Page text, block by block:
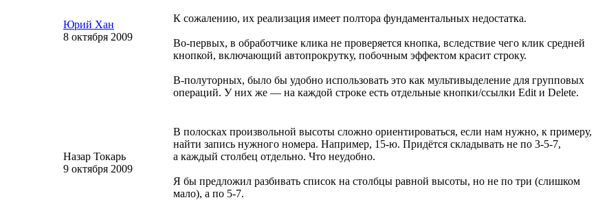
Юрий Хан
8 октября 2009
К сожалению, их реализация имеет полтора фундаментальных недостатка.
Во-первых, в обработчике клика не проверяется кнопка, вследствие чего клик средней
кнопкой, включающий автопрокрутку, побочным эффектом красит строку.
В-полуторных, было бы удобно использовать это как мультивыделение для групповых
операций. У них же — на каждой строке есть отдельные кнопки/ссылки Edit и Delete.
Назар Токарь
9 октября 2009
В полосках произвольной высоты сложно ориентироваться, если нам нужно, к примеру,
найти запись нужного номера. Например, 15-ю. Придётся складывать не по 3-5-7,
а каждый столбец отдельно. Что неудобно.
Я бы предложил разбивать список на столбцы равной высоты, но не по три (слишком
мало), а по 5-7.